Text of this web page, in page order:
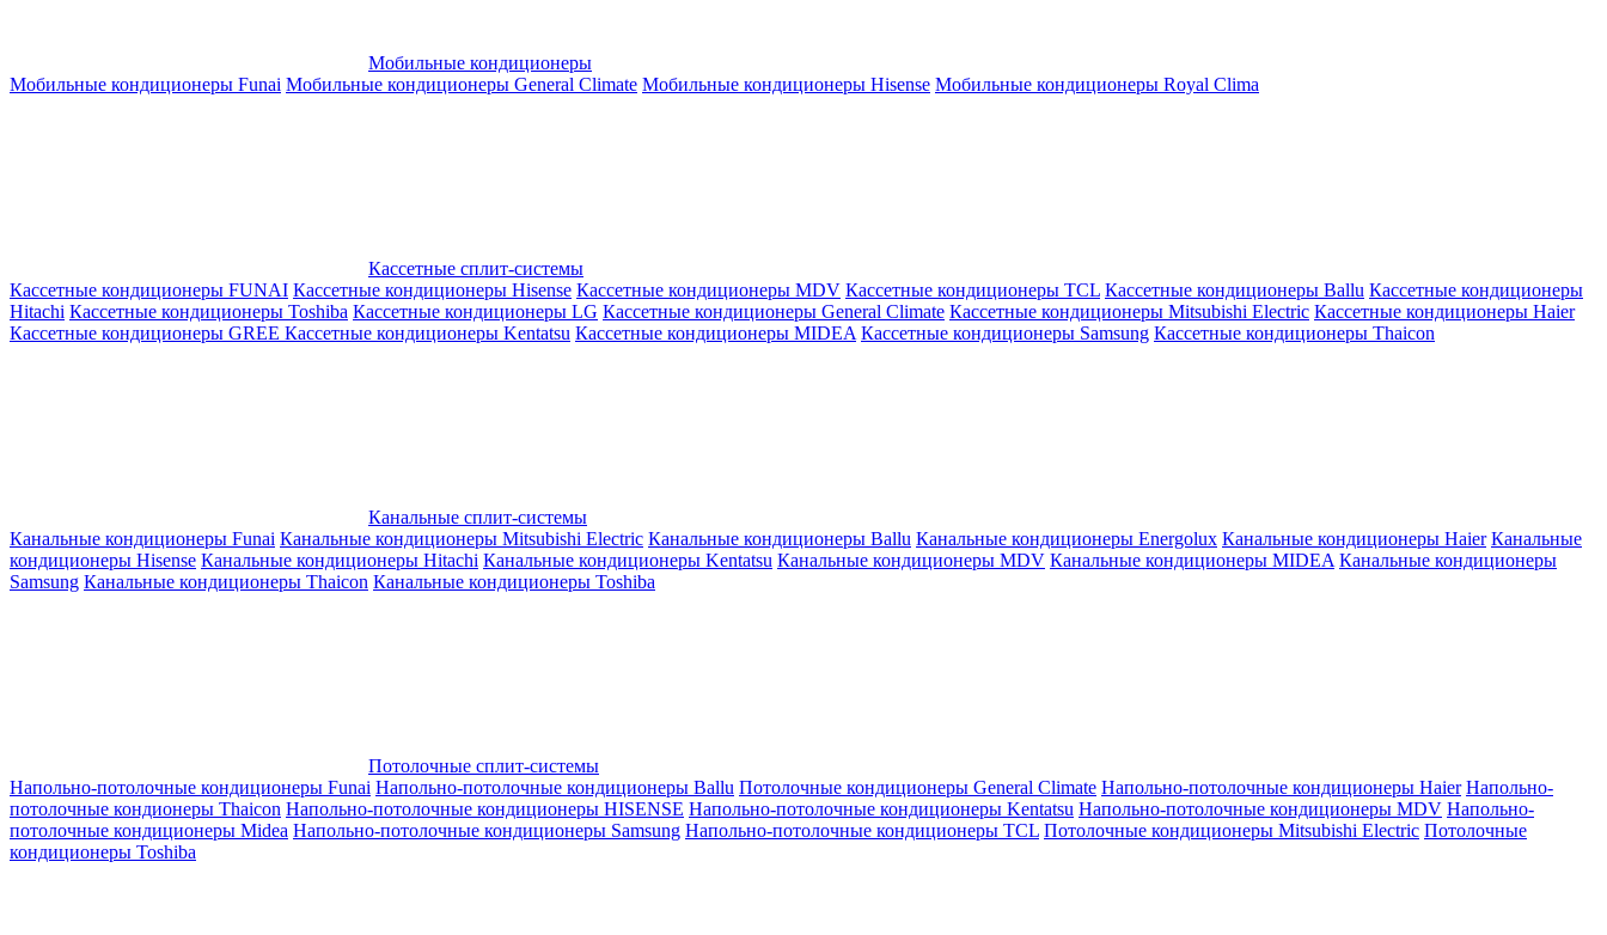
Мобильные кондиционеры
Мобильные кондиционеры Funai Мобильные кондиционеры General Climate Мобильные кондиционеры Hisense Мобильные кондиционеры Royal Clima
Кассетные сплит-системы
Кассетные кондиционеры FUNAI Кассетные кондиционеры Hisense Кассетные кондиционеры MDV Кассетные кондиционеры TCL Кассетные кондиционеры Ballu Кассетные кондиционеры
Hitachi Кассетные кондиционеры Toshiba Кассетные кондиционеры LG Кассетные кондиционеры General Climate Кассетные кондиционеры Mitsubishi Electric Кассетные кондиционеры Haier
Кассетные кондиционеры GREE Кассетные кондиционеры Kentatsu Кассетные кондиционеры MIDEA Кассетные кондиционеры Samsung Кассетные кондиционеры Thaicon
Канальные сплит-системы
Канальные кондиционеры Funai Канальные кондиционеры Mitsubishi Electric Канальные кондиционеры Ballu Канальные кондиционеры Energolux Канальные кондиционеры Haier Канальные
кондиционеры Hisense Канальные кондиционеры Hitachi Канальные кондиционеры Kentatsu Канальные кондиционеры MDV Канальные кондиционеры MIDEA Канальные кондиционеры
Samsung Канальные кондиционеры Thaicon Канальные кондиционеры Toshiba
Потолочные сплит-системы
Напольно-потолочные кондиционеры Funai Напольно-потолочные кондиционеры Ballu Потолочные кондиционеры General Climate Напольно-потолочные кондиционеры Haier Напольно-
потолочные кондионеры Thaicon Напольно-потолочные кондиционеры HISENSE Напольно-потолочные кондиционеры Kentatsu Напольно-потолочные кондиционеры MDV Напольно-
потолочные кондиционеры Midea Напольно-потолочные кондиционеры Samsung Напольно-потолочные кондиционеры TCL Потолочные кондиционеры Mitsubishi Electric Потолочные
кондиционеры Toshiba